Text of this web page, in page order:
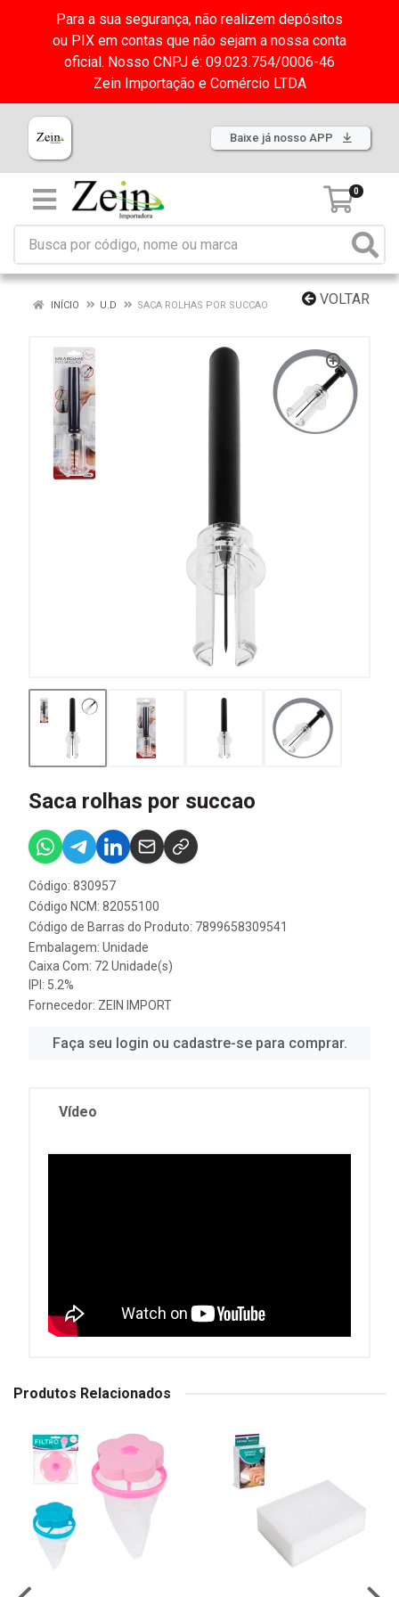
Para a sua segurança, não realizem depósitos
ou PIX em contas que não sejam a nossa conta
oficial. Nosso CNPJ é: 09.023.754/0006-46
Zein Importação e Comércio LTDA
Baixe já nosso APP
0
VOLTAR
INÍCIO U.D SACA ROLHAS POR SUCCAO
Saca rolhas por succao
Código: 830957
Código NCM: 82055100
Código de Barras do Produto: 7899658309541
Embalagem: Unidade
Caixa Com: 72 Unidade(s)
IPI: 5.2%
Fornecedor: ZEIN IMPORT
Faça seu login ou cadastre-se para comprar.
Vídeo
Produtos Relacionados